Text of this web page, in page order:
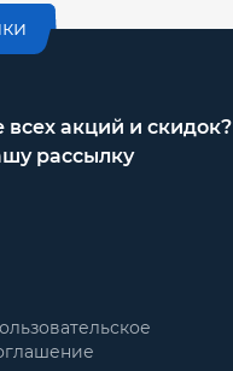
всех акций и скидок?
рассылку